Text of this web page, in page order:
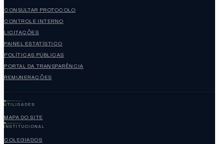
CONSULTAR PROTOCOLO
CONTROLE INTERNO
LICITAÇÕES
PAINEL ESTATÍSTICO
POLÍTICAS PÚBLICAS
PORTAL DA TRANSPARÊNCIA
REMUNERAÇÕES
UTILIDADES
MAPA DO SITE
INSTITUCIONAL
COLEGIADOS